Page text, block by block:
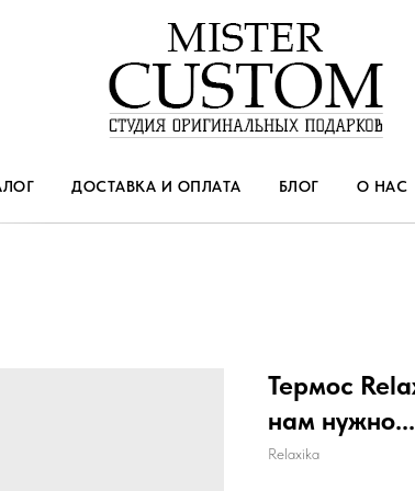
ДОСТАВКА И ОПЛАТА БЛОГ О НАС
Термос
нам
Relaxika